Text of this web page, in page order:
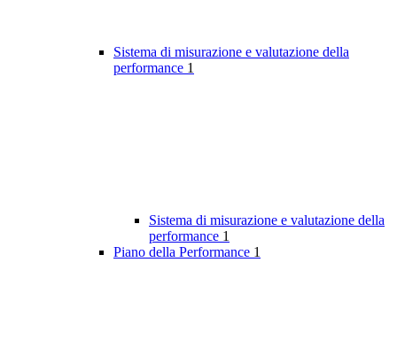
Sistema di misurazione e valutazione della
performance 1
Sistema di misurazione e valutazione della
performance 1
Piano della Performance 1